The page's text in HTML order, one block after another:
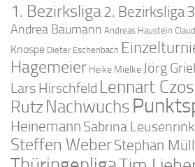
1. Bezirksliga 2. Bezirksliga
Andrea Baumann Andreas Haustein
Knospe Dieter Eschenbach
Hagemeier Heike Mielke Jörg
Lars Hirschfeld Lennart
Rutz Nachwuchs
Heinemann Sabrina Leusenrink
Steffen WeberStephan